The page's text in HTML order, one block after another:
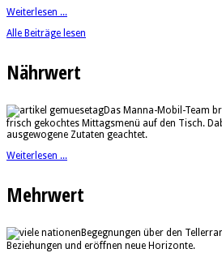
Weiterlesen ...
Alle Beiträge lesen
Nährwert
Das Manna-Mobil-Team
frisch gekochtes Mittagsmenü auf den Tisch.
ausgewogene Zutaten geachtet.
Weiterlesen ...
Mehrwert
Begegnungen über den
Beziehungen und eröffnen neue Horizonte.